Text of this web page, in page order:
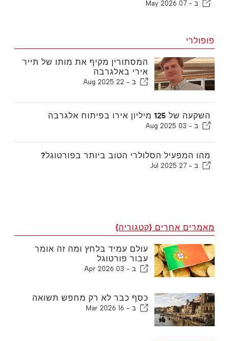
ב - 07 May 2026
פופולרי
המסתורין מקיף את מותו של תייר
אירי באלגרבה
ב - 22 Aug 2025
השקעה של 125 מיליון אירו בפיתוח אלגרבה
ב - 03 Aug 2025
מהו המפעיל הסלולרי הטוב ביותר בפורטוגל?
ב - 27 Jul 2025
מאמרים אחרים {קטגוריה}
עולם עמיד בלחץ ומה זה אומר
עבור פורטוגל
ב - 03 Apr 2026
כסף כבר לא רק מחפש תשואה
ב - 16 Mar 2026